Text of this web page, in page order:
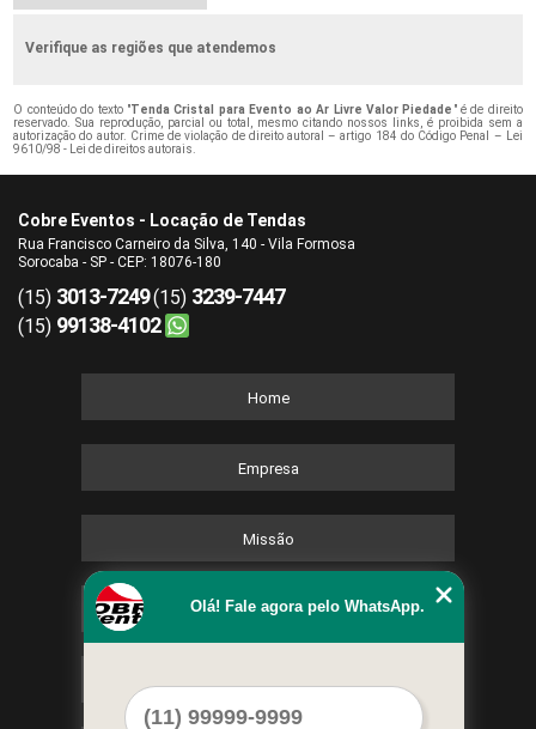
Verifique as regiões que atendemos
O conteúdo do texto "Tenda Cristal para Evento ao Ar Livre Valor Piedade " é de direito
reservado. Sua reprodução, parcial ou total, mesmo citando nossos links, é proibida sem a
autorização do autor. Crime de violação de direito autoral – artigo 184 do Código Penal – Lei
9610/98 - Lei de direitos autorais.
Cobre Eventos - Locação de Tendas
Rua Francisco Carneiro da Silva, 140 - Vila Formosa
Sorocaba - SP - CEP: 18076-180
(15) 3013-7249(15) 3239-7447
(15) 99138-4102
Home
Empresa
Missão
Serviços
Olá! Fale agora pelo WhatsApp.